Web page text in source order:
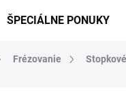
ŠPECIÁLNE PONUKY
Frézovanie